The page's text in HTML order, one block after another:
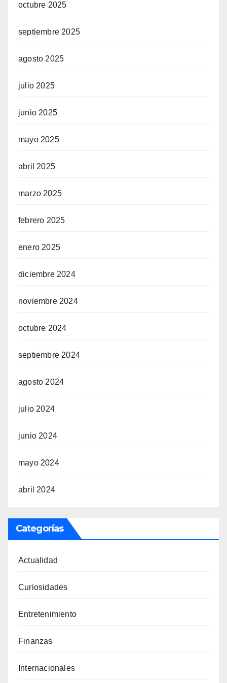
octubre 2025
septiembre 2025
agosto 2025
julio 2025
junio 2025
mayo 2025
abril 2025
marzo 2025
febrero 2025
enero 2025
diciembre 2024
noviembre 2024
octubre 2024
septiembre 2024
agosto 2024
julio 2024
junio 2024
mayo 2024
abril 2024
Categorías
Actualidad
Curiosidades
Entretenimiento
Finanzas
Internacionales